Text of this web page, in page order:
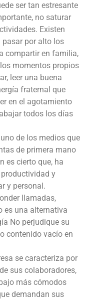
ser tan estresante
no saturar
Existen
pasar por alto los
compartir en familia,
momentos propios
leer una buena
fraternal que
en el agotamiento
todos los días
de los medios que
de primera mano
es cierto que, ha
y
y personal.
llamadas,
es una alternativa
No perjudique su
contenido vacío en
se caracteriza por
sus colaboradores,
más cómodos
demandan sus